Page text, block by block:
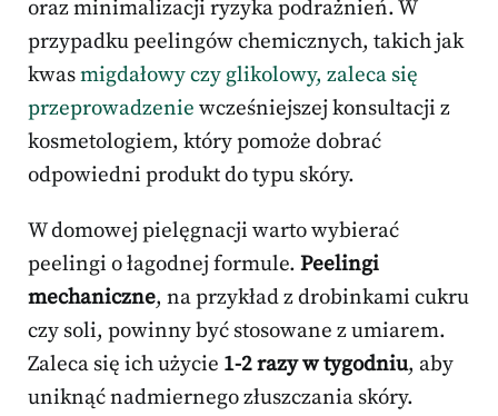
oraz minimalizacji ryzyka podrażnień. W
przypadku peelingów chemicznych, takich jak
kwasmigdałowy czy glikolowy, zaleca się
przeprowadzenie wcześniejszej konsultacji z
kosmetologiem, który pomoże dobrać
odpowiedni produkt do typu skóry.
W domowej pielęgnacji warto wybierać
peelingi o łagodnej formule. Peelingi
mechaniczne, na przykład z drobinkami cukru
czy soli, powinny być stosowane z umiarem.
Zaleca się ich użycie 1-2 razy w tygodniu, aby
uniknąć nadmiernego złuszczania skóry.